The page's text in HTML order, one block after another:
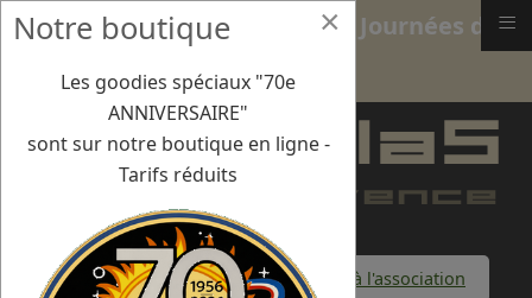
Faire un don à l'association
×
Notre boutique
Les goodies spéciaux "70e
ANNIVERSAIRE"
sont sur notre boutique en ligne -
Tarifs réduits
18 sept 2022 : Aix-les-Milles : Journées du
Patrimoine
≡